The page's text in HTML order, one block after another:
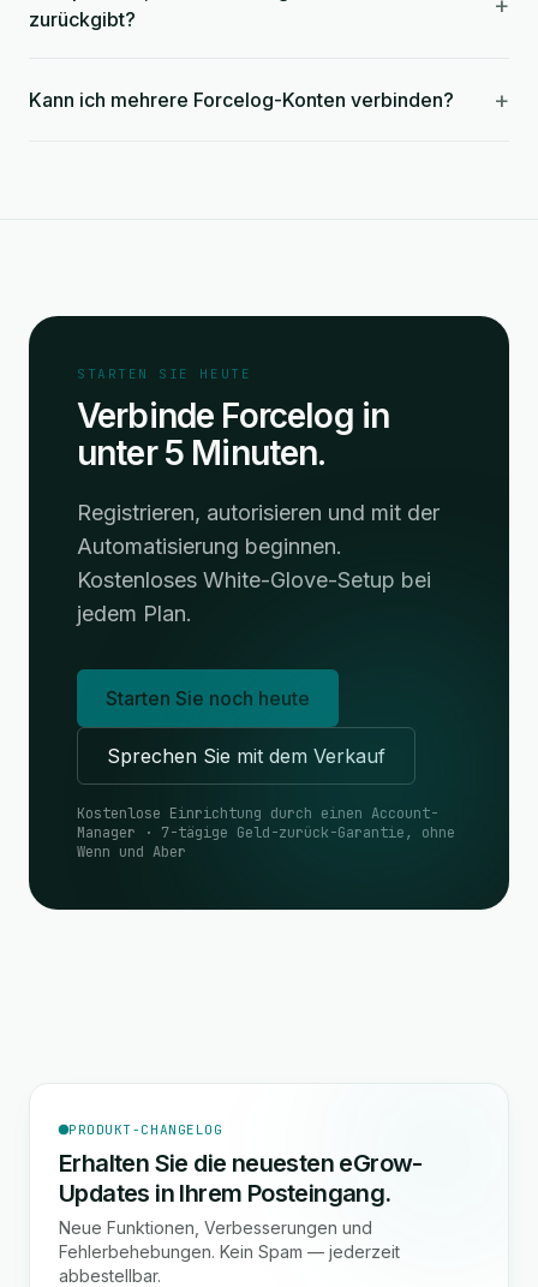
zurückgibt?
Kann ich mehrere Forcelog-Konten verbinden? +
STARTEN SIE HEUTE
Verbinde Forcelog in
unter 5 Minuten.
Registrieren, autorisieren und mit der
Automatisierung beginnen.
Kostenloses White-Glove-Setup bei
jedem Plan.
Starten Sie noch heute
Sprechen Sie mit dem Verkauf
Kostenlose Einrichtung durch einen Account-
Manager · 7-tägige Geld-zurück-Garantie, ohne
Wenn und Aber
PRODUKT-CHANGELOG
Erhalten Sie die neuesten eGrow-
Updates in Ihrem Posteingang.
Neue Funktionen, Verbesserungen und
Fehlerbehebungen. Kein Spam — jederzeit
abbestellbar.